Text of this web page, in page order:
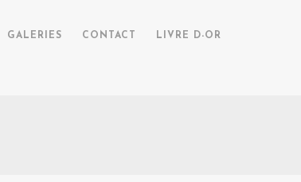
GALERIES CONTACT LIVRE D-OR